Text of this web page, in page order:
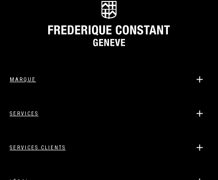
MARQUE
SERVICES
SERVICES CLIENTS